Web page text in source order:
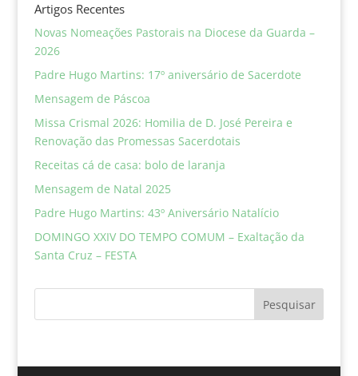
Artigos Recentes
Novas Nomeações Pastorais na Diocese da Guarda –
2026
Padre Hugo Martins: 17º aniversário de Sacerdote
Mensagem de Páscoa
Missa Crismal 2026: Homilia de D. José Pereira e
Renovação das Promessas Sacerdotais
Receitas cá de casa: bolo de laranja
Mensagem de Natal 2025
Padre Hugo Martins: 43º Aniversário Natalício
DOMINGO XXIV DO TEMPO COMUM – Exaltação da
Santa Cruz – FESTA
Pesquisar